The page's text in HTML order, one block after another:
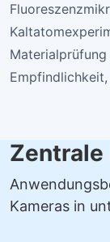
Kameras in